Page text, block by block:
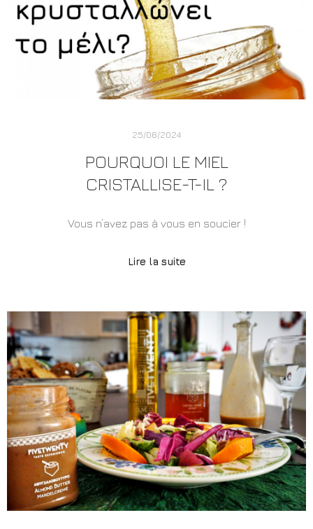
25/06/2024
POURQUOI LE MIEL
CRISTALLISE-T-IL ?
Vous n’avez pas à vous en soucier !
Lire la suite